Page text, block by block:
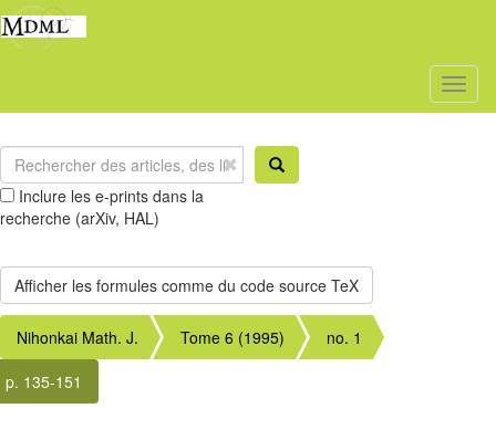
Inclure les e-prints dans la
recherche (arXiv, HAL)
Nihonkai Math. J. Tome 6 (1995)
no. 1
p. 135-151